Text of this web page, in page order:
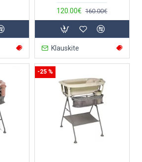
120.00€ 160.00€
Klauskite
-25 %